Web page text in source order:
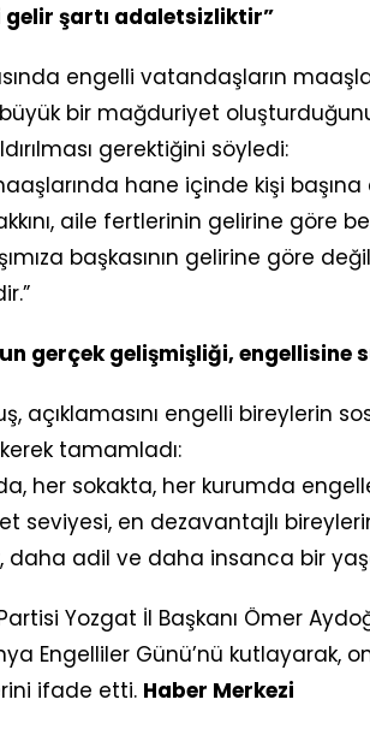
gelir şartı adaletsizliktir”
engelli vatandaşların
bir mağduriyet
gerektiğini söyledi:
hane içinde kişi başına
aile fertlerinin gelirine göre
başkasının gelirine göre
gerçek gelişmişliği, engellisine
açıklamasını engelli bireylerin
tamamladı:
her sokakta, her kurumda
seviyesi, en dezavantajlı
daha adil ve daha insanca bir
Yozgat İl Başkanı Ömer
Engelliler Günü’nü kutlayarak,
ifade etti. Haber Merkezi